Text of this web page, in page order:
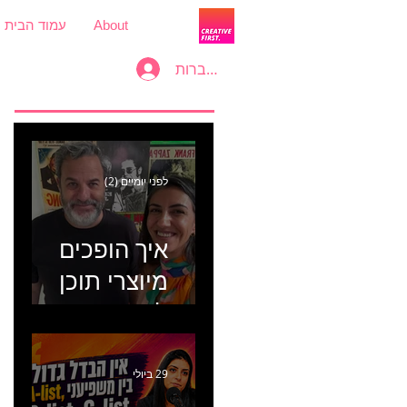
עמוד הבית About
להתחברות
איך הופכים
מיוצרי תוכן
למכונת
קמפיינים? פרק
446 עם יערה
לפני יומיים (2)
29 ביולי